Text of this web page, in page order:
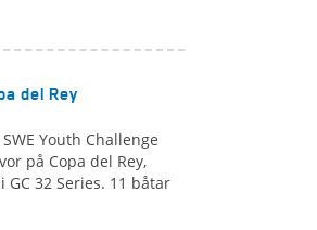
del Rey
Youth Challenge
på Copa del Rey,
32 Series. 11 båtar